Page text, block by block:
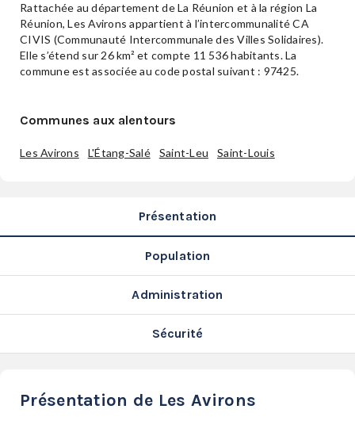
FORMATS
connecter
S'abonner
Rattachée au département de La Réunion et à la région La
Réunion, Les Avirons appartient à l’intercommunalité CA
CIVIS (Communauté Intercommunale des Villes Solidaires).
Elle s’étend sur 26 km² et compte 11 536 habitants. La
commune est associée au code postal suivant : 97425.
Communes aux alentours
Les Avirons L'Étang-Salé Saint-Leu Saint-Louis
Présentation
Population
Administration
Sécurité
Présentation de Les Avirons